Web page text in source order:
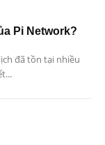
Pi Network?
đã tồn tại nhiều